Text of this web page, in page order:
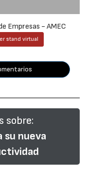
Empresas - AMEC
stand virtual
sobre:
su nueva